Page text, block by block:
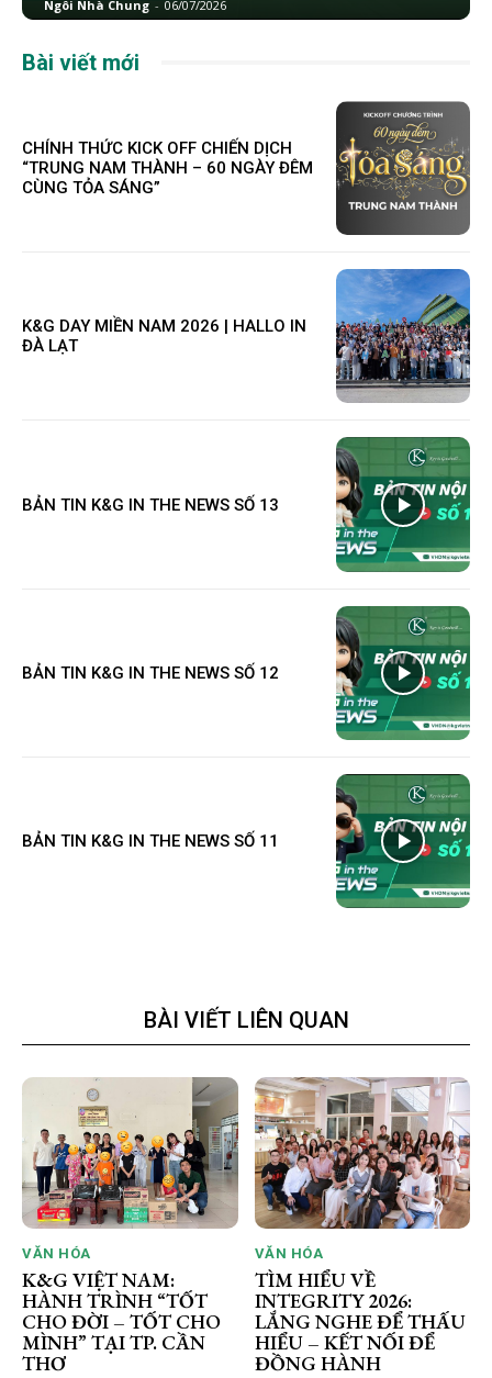
Ngôi Nhà Chung - 06/07/2026
Bài viết mới
CHÍNH THỨC KICK OFF CHIẾN DỊCH
“TRUNG NAM THÀNH – 60 NGÀY ĐÊM
CÙNG TỎA SÁNG”
K&G DAY MIỀN NAM 2026 | HALLO IN
ĐÀ LẠT
BẢN TIN K&G IN THE NEWS SỐ 13
BẢN TIN K&G IN THE NEWS SỐ 12
BẢN TIN K&G IN THE NEWS SỐ 11
BÀI VIẾT LIÊN QUAN
VĂN HÓA
K&G VIỆT NAM:
HÀNH TRÌNH “TỐT
CHO ĐỜI – TỐT CHO
MÌNH” TẠI TP. CẦN
THƠ
VĂN HÓA
TÌM HIỂU VỀ
INTEGRITY 2026:
LẮNG NGHE ĐỂ THẤU
HIỂU – KẾT NỐI ĐỂ
ĐỒNG HÀNH